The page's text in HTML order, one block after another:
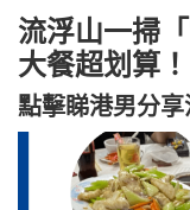
流浮山一掃
大餐超划算！
點擊睇港男分享